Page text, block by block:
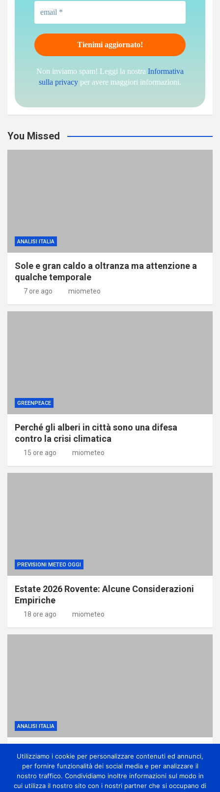
Non inviamo spam! Leggi la nostra Informativa
sulla privacy per avere maggiori informazioni.
You Missed
ANALISI ITALIA
Sole e gran caldo a oltranza ma attenzione a
qualche temporale
7 ore ago miometeo
GREENPEACE
Perché gli alberi in città sono una difesa
contro la crisi climatica
15 ore ago miometeo
PREVISIONI METEO OGGI
Estate 2026 Rovente: Alcune Considerazioni
Empiriche
18 ore ago miometeo
ANALISI ITALIA
qualche temporale di calore
1 giorno ago miometeo
Utilizziamo i cookie per personalizzare contenuti ed annunci,
per fornire funzionalità dei social media e per analizzare il
nostro traffico. Condividiamo inoltre informazioni sul modo in
cui utilizza il nostro sito con i nostri partner che si occupano di